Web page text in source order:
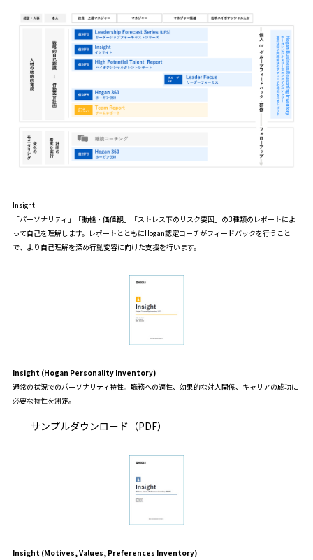
Insight
「パーソナリティ」「動機・価値観」「ストレス下のリスク要因」の3種類のレポートによ
って自己を理解します。レポートとともにHogan認定コーチがフィードバックを行うこと
で、より自己理解を深め行動変容に向けた支援を行います。
Insight (Hogan Personality Inventory)
通常の状況でのパーソナリティ特性。職務への適性、効果的な対人関係、キャリアの成功に
必要な特性を測定。
サンプルダウンロード（PDF）
Insight (Motives, Values, Preferences Inventory)